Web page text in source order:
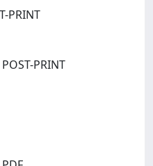
PRINT
PRINT